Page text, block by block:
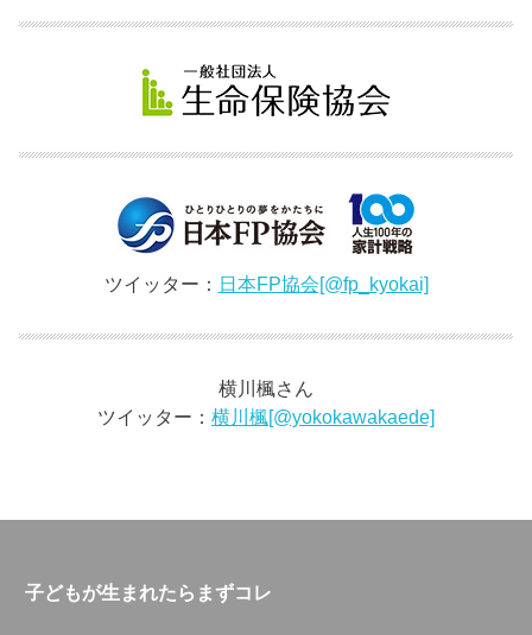
ツイッター： 日本FP協会[@fp_kyokai]
横川楓さん
ツイッター： 横川楓[@yokokawakaede]
子どもが生まれたらまずコレ